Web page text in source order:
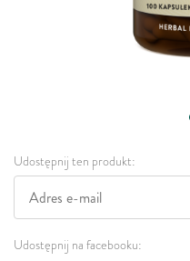
Udostępnij ten produkt:
Udostępnij na facebooku: